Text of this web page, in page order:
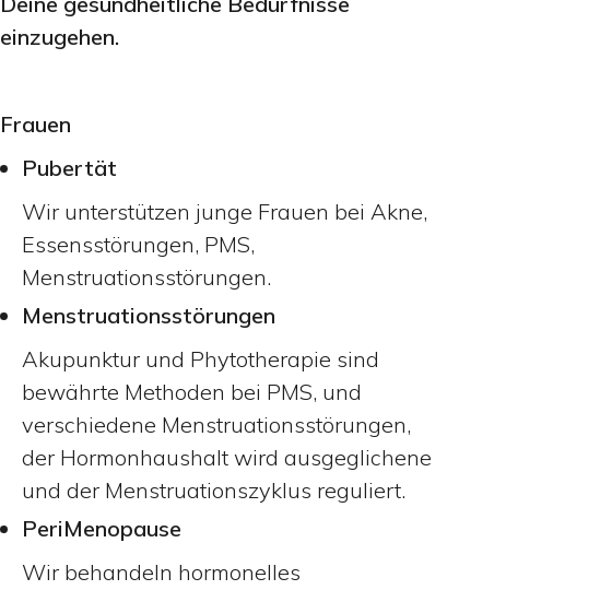
einzugehen.
Frauen
Pubertät
Wir unterstützen junge Frauen bei Akne,
Essensstörungen, PMS,
Menstruationsstörungen.
Menstruationsstörungen
Akupunktur und Phytotherapie sind
bewährte Methoden bei PMS, und
verschiedene Menstruationsstörungen,
der Hormonhaushalt wird ausgeglichene
und der Menstruationszyklus reguliert.
PeriMenopause
Wir behandeln hormonelles